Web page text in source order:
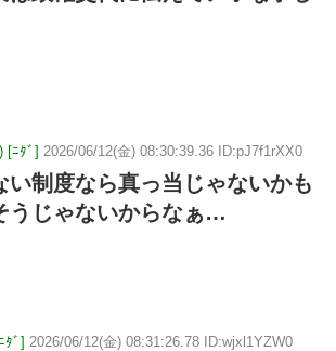
[ﾆﾀﾞ] 2026/06/12(金) 08:30:39.36 ID:pJ7f1rXX0
い制度なら真っ当じゃないかも
うじゃないからなぁ…
ﾀﾞ] 2026/06/12(金) 08:31:26.78 ID:wjxl1YZW0